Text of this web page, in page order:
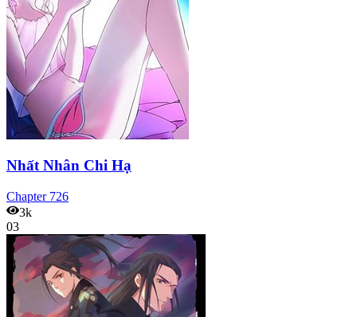
Nhất Nhân Chi Hạ
Chapter 726
3k
03